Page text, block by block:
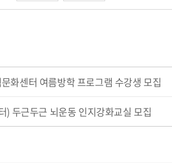
화센터 여름방학 프로그램 수강생 모집
) 두근두근 뇌운동 인지강화교실 모집